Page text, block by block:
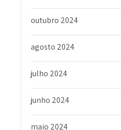
outubro 2024
agosto 2024
julho 2024
junho 2024
maio 2024